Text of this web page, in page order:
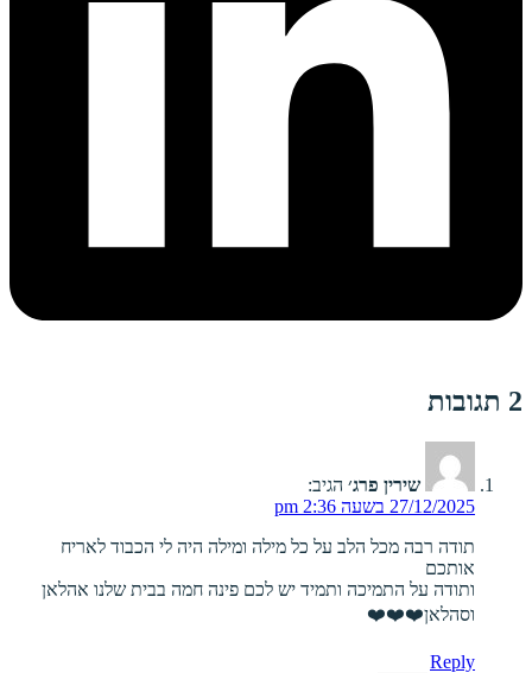
2 תגובות
שירין פרג׳ הגיב:
27/12/2025 בשעה 2:36 pm
תודה רבה מכל הלב על כל מילה ומילה היה לי הכבוד לאריח
אותכם
ותודה על התמיכה ותמיד יש לכם פינה חמה בבית שלנו אהלאן
וסהלאן❤️❤️❤️
Reply